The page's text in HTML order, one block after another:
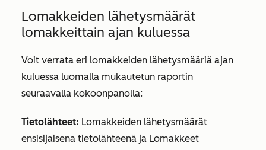
Lomakkeiden lähetysmäärät
lomakkeittain ajan kuluessa
Voit verrata eri lomakkeiden lähetysmääriä ajan
kuluessa luomalla mukautetun raportin
seuraavalla kokoonpanolla:
Tietolähteet: Lomakkeiden lähetysmäärät
ensisijaisena tietolähteenä ja Lomakkeet